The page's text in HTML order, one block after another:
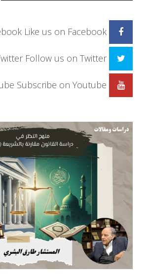
Like us on Facebook
Follow us on Twitter
Subscribe on Youtube